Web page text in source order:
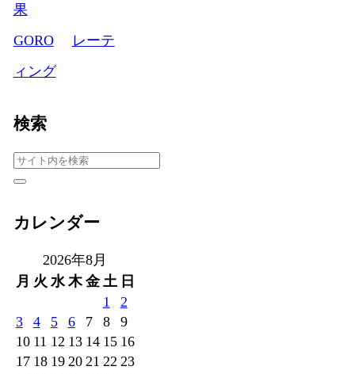
果
GORO
レーテ
ィング
検索
カレンダー
2026年8月
月 火 水 木 金 土 日
1
2
3
4 5 6 7 8
9
10 11 12 13 14 15 16
17 18 19 20 21 22 23